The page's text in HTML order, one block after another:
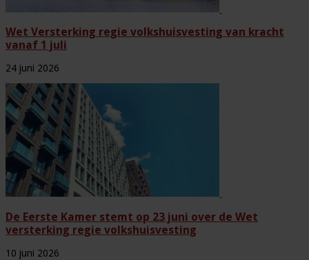
Wet Versterking regie volkshuisvesting van kracht
vanaf 1 juli
24 juni 2026
De Eerste Kamer stemt op 23 juni over de Wet
versterking regie volkshuisvesting
10 juni 2026